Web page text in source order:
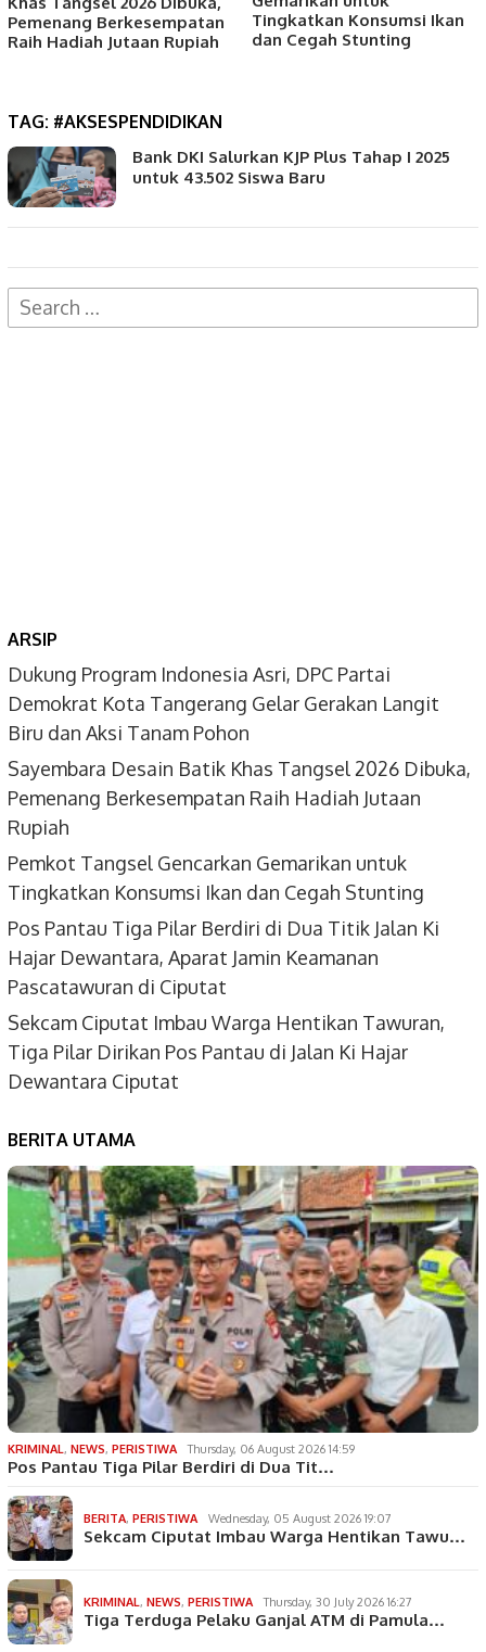
Pemenang Berkesempatan
Raih Hadiah Jutaan Rupiah
Tingkatkan Konsumsi Ikan
dan Cegah Stunting
TAG: #AKSESPENDIDIKAN
Bank DKI Salurkan KJP Plus Tahap I 2025
untuk 43.502 Siswa Baru
Search
for:
ARSIP
Dukung Program Indonesia Asri, DPC Partai
Demokrat Kota Tangerang Gelar Gerakan Langit
Biru dan Aksi Tanam Pohon
Sayembara Desain Batik Khas Tangsel 2026 Dibuka,
Pemenang Berkesempatan Raih Hadiah Jutaan
Rupiah
Pemkot Tangsel Gencarkan Gemarikan untuk
Tingkatkan Konsumsi Ikan dan Cegah Stunting
Pos Pantau Tiga Pilar Berdiri di Dua Titik Jalan Ki
Hajar Dewantara, Aparat Jamin Keamanan
Pascatawuran di Ciputat
Sekcam Ciputat Imbau Warga Hentikan Tawuran,
Tiga Pilar Dirikan Pos Pantau di Jalan Ki Hajar
Dewantara Ciputat
BERITA UTAMA
KRIMINAL, NEWS, PERISTIWA Thursday, 06 August 2026 14:59
Pos Pantau Tiga Pilar Berdiri di Dua Tit…
BERITA, PERISTIWA Wednesday, 05 August 2026 19:07
Sekcam Ciputat Imbau Warga Hentikan Tawu…
KRIMINAL, NEWS, PERISTIWA Thursday, 30 July 2026 16:27
Tiga Terduga Pelaku Ganjal ATM di Pamula…